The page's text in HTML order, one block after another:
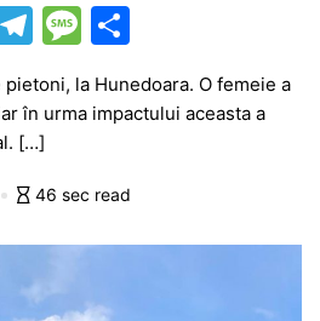
T
el
e
gr
a
m
M
s
a
g
e
ta
ă
la Hunedoara. O femeie a
în urma impactului aceasta a
[…]
46 sec read